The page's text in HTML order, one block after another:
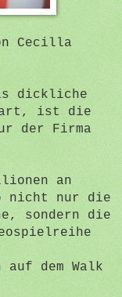
Cecilla
dickliche
ist die
der Firma
an
nicht nur die
sondern die
dem Walk